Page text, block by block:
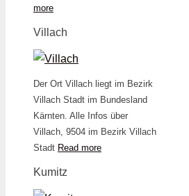
more
Villach
Der Ort Villach liegt im Bezirk
Villach Stadt im Bundesland
Kärnten. Alle Infos über
Villach, 9504 im Bezirk Villach
Stadt Read more
Kumitz